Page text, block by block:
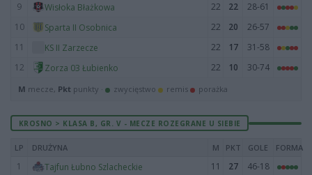
9
Wisłoka Błażkowa 22 22
28-61
10
Sparta II Osobnica 22 20
26-57
11
KS II Zarzecze 22 17
31-58
12
Zorza 03 Łubienko 22 10 30-74
M mecze, Pkt punkty · zwycięstwo remis porażka
KROSNO > KLASA B, GR. V - MECZE ROZEGRANE U SIEBIE
LP DRUŻYNA M PKT GOLE FORMA
1 Tajfun Łubno Szlacheckie 11 27
46-18